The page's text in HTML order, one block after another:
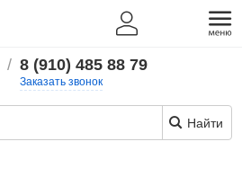
/ 8 (910) 485 88 79
Заказать звонок
Найти